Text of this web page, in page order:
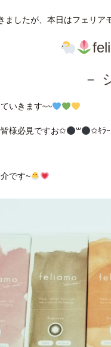
ましたが、本日はフェリア
－
いきます~~
様必見ですお✩ ꒳ ✩ｷﾗ
です~